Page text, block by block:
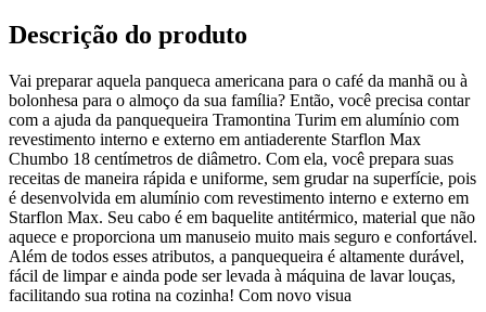
Descrição do produto
Vai preparar aquela panqueca americana para o café da manhã ou à
bolonhesa para o almoço da sua família? Então, você precisa contar
com a ajuda da panquequeira Tramontina Turim em alumínio com
revestimento interno e externo em antiaderente Starflon Max
Chumbo 18 centímetros de diâmetro. Com ela, você prepara suas
receitas de maneira rápida e uniforme, sem grudar na superfície, pois
é desenvolvida em alumínio com revestimento interno e externo em
Starflon Max. Seu cabo é em baquelite antitérmico, material que não
aquece e proporciona um manuseio muito mais seguro e confortável.
Além de todos esses atributos, a panquequeira é altamente durável,
fácil de limpar e ainda pode ser levada à máquina de lavar louças,
facilitando sua rotina na cozinha! Com novo visua